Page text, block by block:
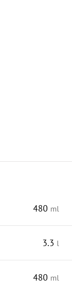
480 ml
3.3 l
480 ml